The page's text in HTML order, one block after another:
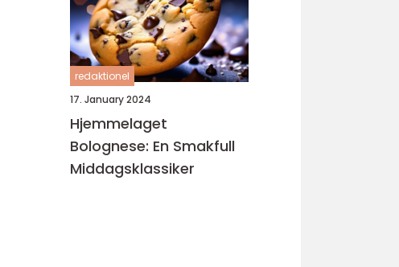
redaktionel
17. January 2024
Hjemmelaget
Bolognese: En Smakfull
Middagsklassiker